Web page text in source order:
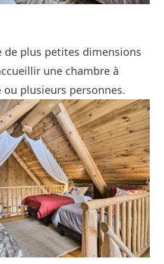
de plus petites dimensions
une chambre à
plusieurs personnes.